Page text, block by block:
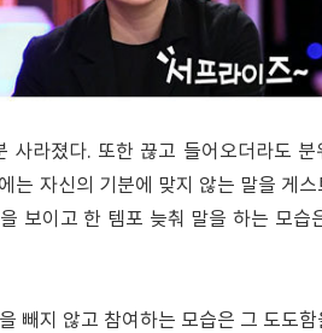
사라졌다. 또한 끊고 들어오더라도 분
는 자신의 기분에 맞지 않는 말을 게스
보이고 한 템포 늦춰 말을 하는 모습
빼지 않고 참여하는 모습은 그 도도함